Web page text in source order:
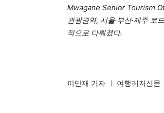
Mwagane Senior Tourism
관광권역, 서울·부산·제주
적으로 다뤄졌다.
이만재 기자 ㅣ 여행레저신문